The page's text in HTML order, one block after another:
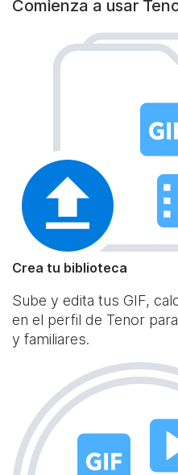
Comienza a usar
Crea tu biblioteca
Sube y edita tus GIF,
en el perfil de Tenor
y familiares.